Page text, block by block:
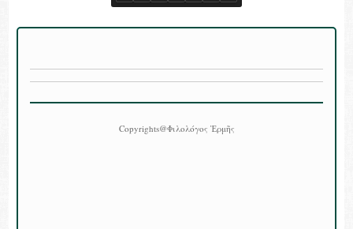
Copyrights@Φιλολόγος Ἑρμῆς